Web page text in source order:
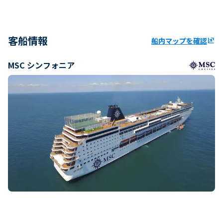
客船情報 船内マップを確認ungroup
MSC シンフォニア